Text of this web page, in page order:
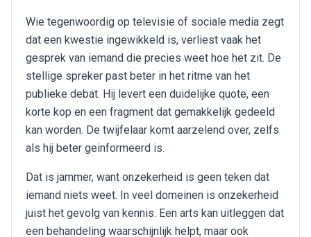
Wie tegenwoordig op televisie of sociale media zegt
dat een kwestie ingewikkeld is, verliest vaak het
gesprek van iemand die precies weet hoe het zit. De
stellige spreker past beter in het ritme van het
publieke debat. Hij levert een duidelijke quote, een
korte kop en een fragment dat gemakkelijk gedeeld
kan worden. De twijfelaar komt aarzelend over, zelfs
als hij beter geinformeerd is.
Dat is jammer, want onzekerheid is geen teken dat
iemand niets weet. In veel domeinen is onzekerheid
juist het gevolg van kennis. Een arts kan uitleggen dat
een behandeling waarschijnlijk helpt, maar ook